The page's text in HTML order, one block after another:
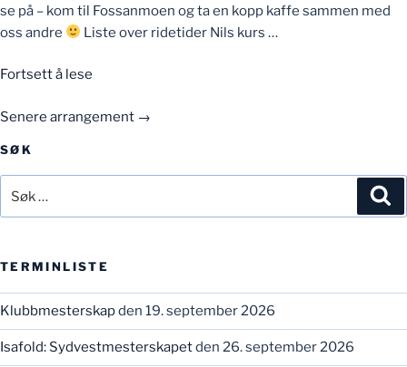
se på – kom til Fossanmoen og ta en kopp kaffe sammen med
oss andre
Liste over ridetider Nils kurs …
Fortsett å lese
NIls-
Senere arrangement →
SØK
etter:
TERMINLISTE
Klubbmesterskapden 19. september 2026
Isafold: Sydvestmesterskapetden 26. september 2026